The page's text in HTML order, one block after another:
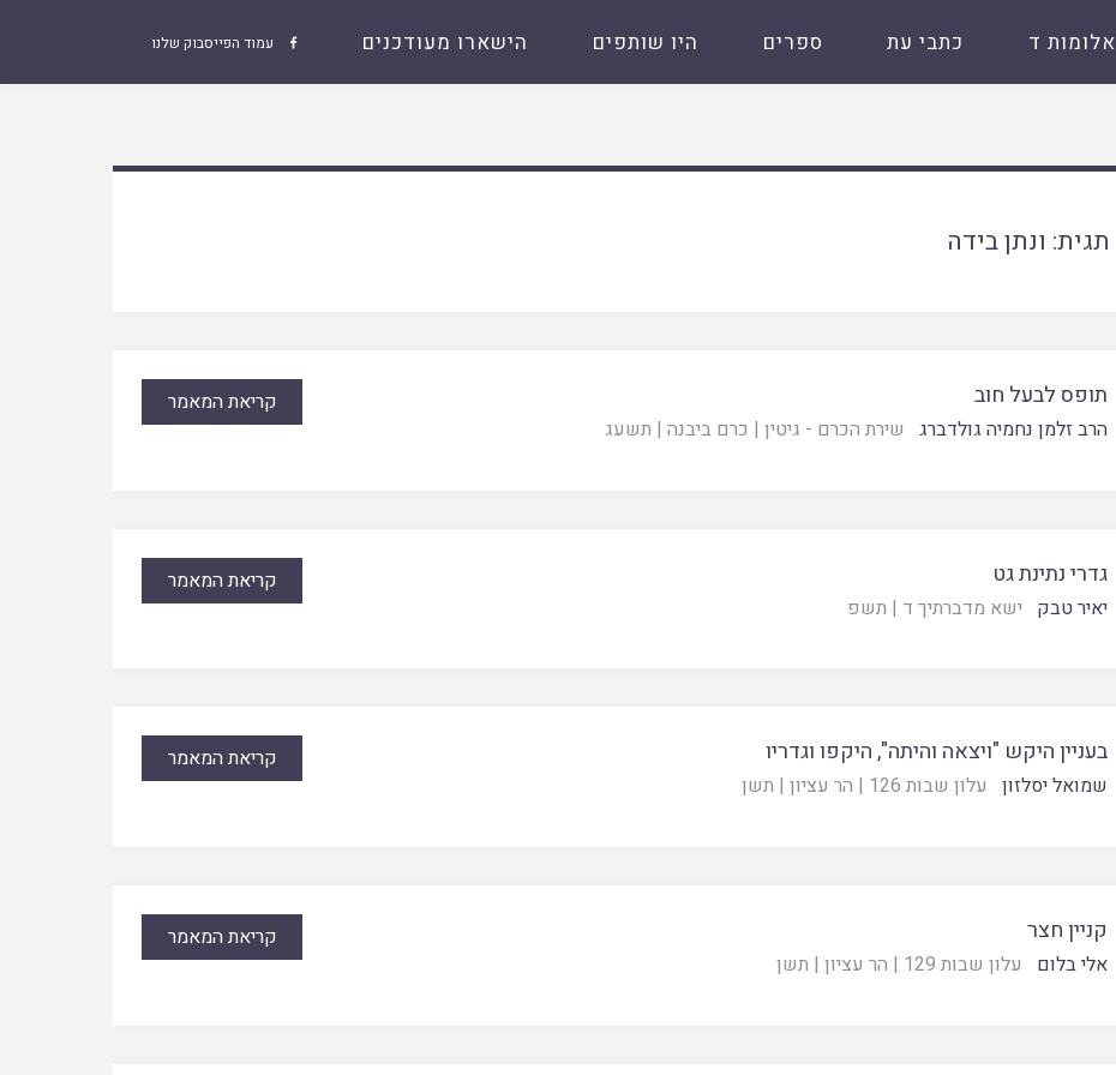
 עמוד הפייסבוק שלנו אלומות ד כתבי עת ספרים היו שותפים הישארו מעודכנים
תגית: ונתן בידה
תופס לבעל חוב
הרב זלמן נחמיה גולדברג שירת הכרם - גיטין | כרם ביבנה | תשעג
קריאת המאמר
גדרי נתינת גט
יאיר טבק ישא מדברתיך ד | תשפ
קריאת המאמר
בעניין היקש "ויצאה והיתה", היקפו וגדריו
שמואל יסלזון עלון שבות 126 | הר עציון | תשן
קריאת המאמר
קניין חצר
אלי בלום עלון שבות 129 | הר עציון | תשן
קריאת המאמר